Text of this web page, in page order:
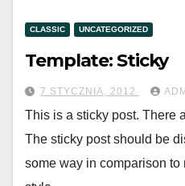
CLASSIC UNCATEGORIZED
Template: Sticky
7 STYCZNIA, 2012
This is a sticky post. There
The sticky post should be
some way in comparison to